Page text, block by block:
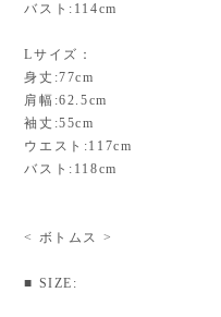
バスト:114cm
Lサイズ：
身丈:77cm
肩幅:62.5cm
袖丈:55cm
ウエスト:117cm
バスト:118cm
< ボトムス >
■ SIZE: